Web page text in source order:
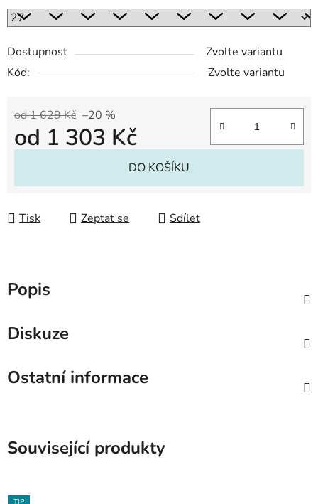
Dostupnost
Zvolte variantu
Kód:
Zvolte variantu
od 1 629 Kč –20 %
od 1 303 Kč
DO KOŠÍKU
Tisk Zeptat se Sdílet
Popis
Diskuze
Ostatní informace
Související produkty